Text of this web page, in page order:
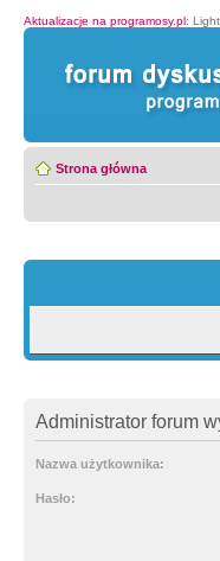
Aktualizacje na programosy.pl:
Strona główna
Administrator forum
Nazwa użytkownika:
Hasło: